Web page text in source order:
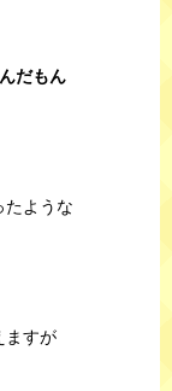
だもん
たような
ますが